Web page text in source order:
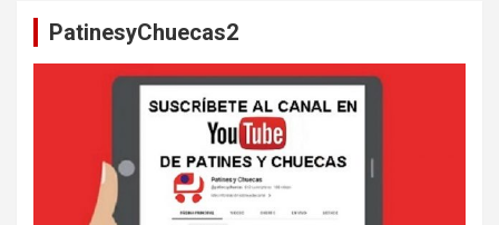
PatinesyChuecas2